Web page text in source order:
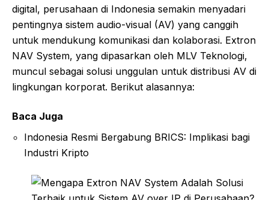
digital, perusahaan di Indonesia semakin menyadari
pentingnya sistem audio-visual (AV) yang canggih
untuk mendukung komunikasi dan kolaborasi. Extron
NAV System, yang dipasarkan oleh MLV Teknologi,
muncul sebagai solusi unggulan untuk distribusi AV di
lingkungan korporat. Berikut alasannya:
Baca Juga
Indonesia Resmi Bergabung BRICS: Implikasi bagi
Industri Kripto